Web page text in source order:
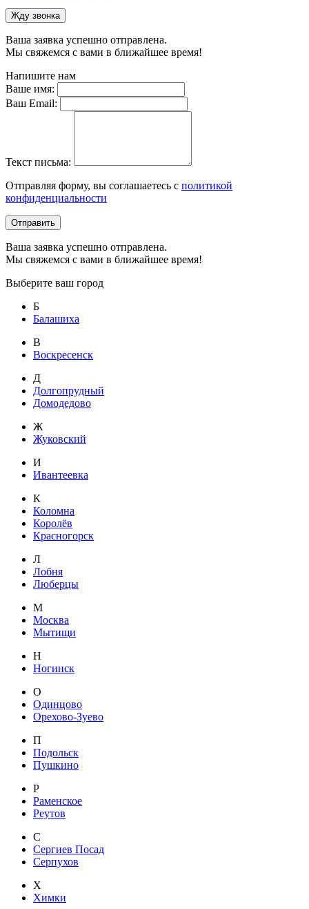
Жду звонка
Ваша заявка успешно отправлена.
Мы свяжемся с вами в ближайшее время!
Напишите нам
Ваше имя:
Ваш Email:
Текст письма:
Отправляя форму, вы соглашаетесь с политикой
конфиденциальности
Отправить
Ваша заявка успешно отправлена.
Мы свяжемся с вами в ближайшее время!
Выберите ваш город
Б
Балашиха
В
Воскресенск
Д
Долгопрудный
Домодедово
Ж
Жуковский
И
Ивантеевка
К
Коломна
Королёв
Красногорск
Л
Лобня
Люберцы
М
Москва
Мытищи
Н
Ногинск
О
Одинцово
Орехово-Зуево
П
Подольск
Пушкино
Р
Раменское
Реутов
С
Сергиев Посад
Серпухов
Х
Химки